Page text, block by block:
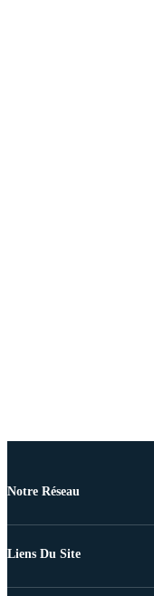
Notre Réseau
Liens Du Site